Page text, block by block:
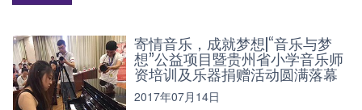
寄情音乐，成就梦想|“音乐与梦
想”公益项目暨贵州省小学音乐师
资培训及乐器捐赠活动圆满落幕
2017年07月14日